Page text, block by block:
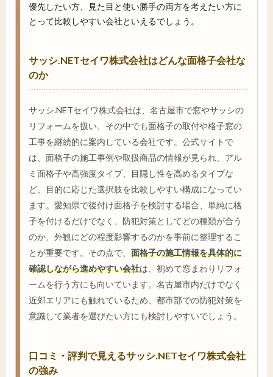
優先したい方、見た目と使い勝手の両方を考えたい方に
とって比較しやすい会社といえるでしょう。
サッシ.NETセイワ株式会社はどんな面格子会社な
のか
サッシ.NETセイワ株式会社は、名古屋市で窓やサッシの
リフォームを扱い、その中でも面格子の取付や格子窓の
工事を継続的に案内している会社です。公式サイトで
は、面格子の施工事例や取扱商品の情報が見られ、アル
ミ面格子や高強度タイプ、目隠し性を高めるタイプな
ど、目的に応じた選択肢を比較しやすい構成になってい
ます。愛知県で後付け面格子を検討する場合、単純に格
子を付けるだけでなく、防犯対策としてどの種類が合う
のか、外観にどの程度影響するのかを事前に整理するこ
とが重要です。その点で、 面格子の施工情報を具体的に
確認しながら進めやすい会社は、初めて窓まわりリフォ
ームを行う方にも向いています。名古屋市内だけでなく
近郊エリアにも触れているため、都市部での防犯対策を
意識して業者を選びたい方にも検討しやすいでしょう。
口コミ・評判で見えるサッシ.NETセイワ株式会社
の強み